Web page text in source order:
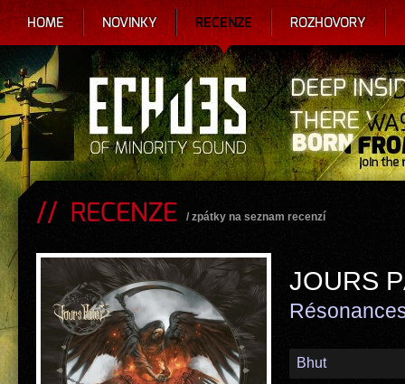
HOME NOVINKY RECENZE ROZHOVORY
RECENZE / zpátky na seznam recenzí
JOURS
Bhut